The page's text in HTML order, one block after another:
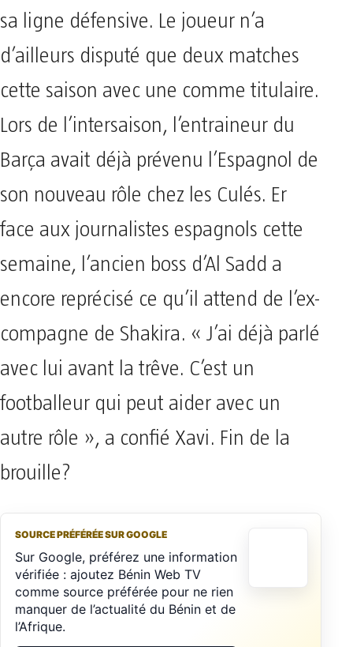
sa ligne défensive. Le joueur n’a
d’ailleurs disputé que deux matches
cette saison avec une comme titulaire.
Lors de l’intersaison, l’entraineur du
Barça avait déjà prévenu l’Espagnol de
son nouveau rôle chez les Culés. Er
face aux journalistes espagnols cette
semaine, l’ancien boss d’Al Sadd a
encore reprécisé ce qu’il attend de l’ex-
compagne de Shakira. « J’ai déjà parlé
avec lui avant la trêve. C’est un
footballeur qui peut aider avec un
autre rôle », a confié Xavi. Fin de la
brouille?
SOURCE PRÉFÉRÉE SUR GOOGLE
Sur Google, préférez une information
vérifiée : ajoutez Bénin Web TV
comme source préférée pour ne rien
manquer de l’actualité du Bénin et de
l’Afrique.